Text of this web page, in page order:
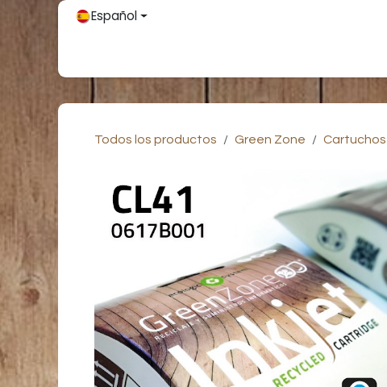
Ir al contenidoEspañol
Todos los productos Green Zone Cartuchos